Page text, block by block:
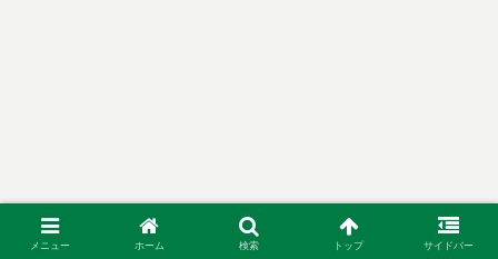
メニュー ホーム 検索 トップ サイドバー